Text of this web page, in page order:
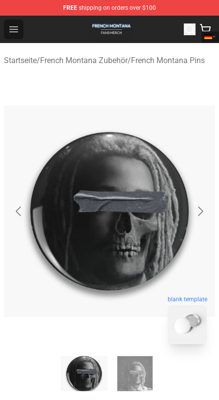
FREE shipping on orders over $100
Open menu
French Montana Shop - Official French Montana
Startseite/French Montana Zubehör/French Montana Pins
blank template